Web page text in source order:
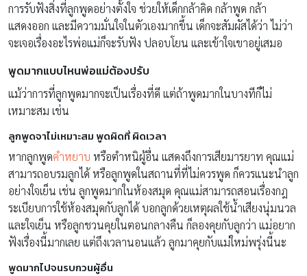
การรับฟังสิ่งที่ลูกพูดอย่างตั้งใจ ช่วยให้เด็กกล้าคิด กล้าพูด กล้า
แสดงออก และมีความมั่นใจในตัวเองมากขึ้น เด็กจะสัมผัสได้ว่า ไม่ว่า
จะเจอเรื่องอะไรพ่อแม่ก็จะรับฟัง ปลอบโยน และเข้าใจเขาอยู่เสมอ
พูดมากแบบไหนพ่อแม่ต้องปรับ
แม้ว่าการที่ลูกพูดมากจะเป็นเรื่องที่ดี แต่ถ้าพูดมากในบางทีก็ไม่
เหมาะสม เช่น
ลูกพูดจาไม่เหมาะสม พูดผิดที่ ผิดเวลา
หากลูกพูดคำหยาบ หรือตำหนิผู้อื่น แสดงถึงการเสียมารยาท คุณแม่
สามารถอบรมลูกได้ หรือลูกพูดในสถานที่ที่ไม่ควรพูด ก็ควรแนะนำลูก
อย่างใจเย็น เช่น ลูกพูดมากในห้องสมุด คุณแม่สามารถสอนเรื่องกฎ
ระเบียบการใช้ห้องสมุดกับลูกได้ บอกลูกด้วยเหตุผลใช้น้ำเสียงนุ่มนวล
และใจเย็น หรือลูกชวนคุยในตอนกลางคืน ก็ลองคุยกับลูกว่า แม่อยาก
ฟังเรื่องนี้มากเลย แต่ถึงเวลานอนแล้ว ลูกมาคุยกับแม่ใหม่พรุ่งนี้นะ
พูดมากไปจนรบกวนผู้อื่น